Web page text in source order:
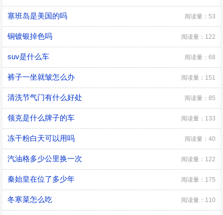
塞班岛是美国的吗 阅读量：53
铜镀银掉色吗 阅读量：122
suv是什么车 阅读量：68
裤子一坐就皱怎么办 阅读量：151
清洗节气门有什么好处 阅读量：85
领克是什么牌子的车 阅读量：133
冻干粉白天可以用吗 阅读量：40
汽油格多少公里换一次 阅读量：122
秦始皇在位了多少年 阅读量：175
冬寒菜怎么吃 阅读量：110